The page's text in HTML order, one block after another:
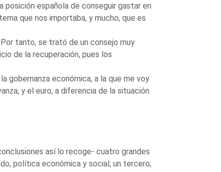
española de conseguir gastar en
que nos importaba, y mucho, que es
tanto, se trató de un consejo muy
de la recuperación, pues los
gobernanza económica, a la que me voy
y el euro, a diferencia de la situación
así lo recoge- cuatro grandes
política económica y social; un tercero,